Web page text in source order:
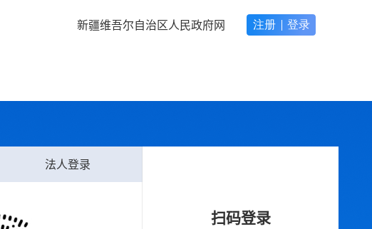
新疆维吾尔自治区人民政府网
法人登录
扫码登录